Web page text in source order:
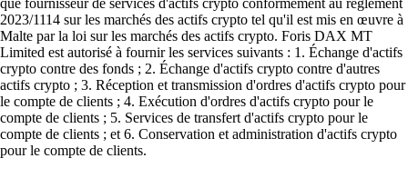
2023/1114 sur les marchés des actifs crypto tel qu'il est mis en œuvre à
Malte par la loi sur les marchés des actifs crypto. Foris DAX MT
Limited est autorisé à fournir les services suivants : 1. Échange d'actifs
crypto contre des fonds ; 2. Échange d'actifs crypto contre d'autres
actifs crypto ; 3. Réception et transmission d'ordres d'actifs crypto pour
le compte de clients ; 4. Exécution d'ordres d'actifs crypto pour le
compte de clients ; 5. Services de transfert d'actifs crypto pour le
compte de clients ; et 6. Conservation et administration d'actifs crypto
pour le compte de clients.